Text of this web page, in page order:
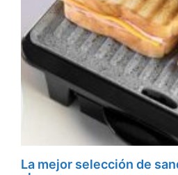
La mejor selección de